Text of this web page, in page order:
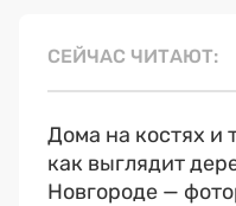
СЕЙЧАС ЧИТАЮТ
Дома на костях и
как выглядит
Новгороде —